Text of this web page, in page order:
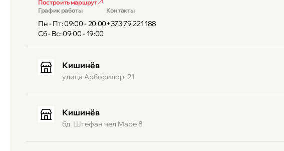
Построить маршрут
График работы
Пн - Пт: 09:00 - 20:00
Сб - Вс: 09:00 - 19:00
Контакты
+373 79 221 188
Кишинёв
улица Арборилор, 21
Кишинёв
бд. Штефан чел Маре 8